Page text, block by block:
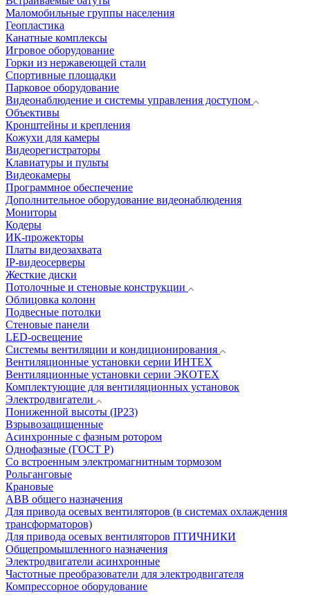
Маломобильные группы населения
Геопластика
Канатные комплексы
Игровое оборудование
Горки из нержавеющей стали
Спортивные площадки
Парковое оборудование
Видеонаблюдение и системы управления доступом
Объективы
Кронштейны и крепления
Кожухи для камеры
Видеорегистраторы
Клавиатуры и пульты
Видеокамеры
Программное обеспечение
Дополнительное оборудование видеонаблюдения
Мониторы
Кодеры
ИК-прожекторы
Платы видеозахвата
IP-видеосерверы
Жесткие диски
Потолочные и стеновые конструкции
Облицовка колонн
Подвесные потолки
Стеновые панели
LED-освещение
Системы вентиляции и кондиционирования
Вентиляционные установки серии ИНТЕХ
Вентиляционные установки серии ЭКОТЕХ
Комплектующие для вентиляционных установок
Электродвигатели
Пониженной высоты (IP23)
Взрывозащищенные
Асинхронные с фазным ротором
Однофазные (ГОСТ Р)
Со встроенным электромагнитным тормозом
Рольганговые
Крановые
АВВ общего назначения
Для привода осевых вентиляторов (в системах охлаждения
трансформаторов)
Для привода осевых вентиляторов ПТИЧНИКИ
Общепромышленного назначения
Электродвигатели асинхронные
Частотные преобразователи для электродвигателя
Компрессорное оборудование